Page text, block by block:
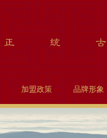
加盟政策 品牌形象